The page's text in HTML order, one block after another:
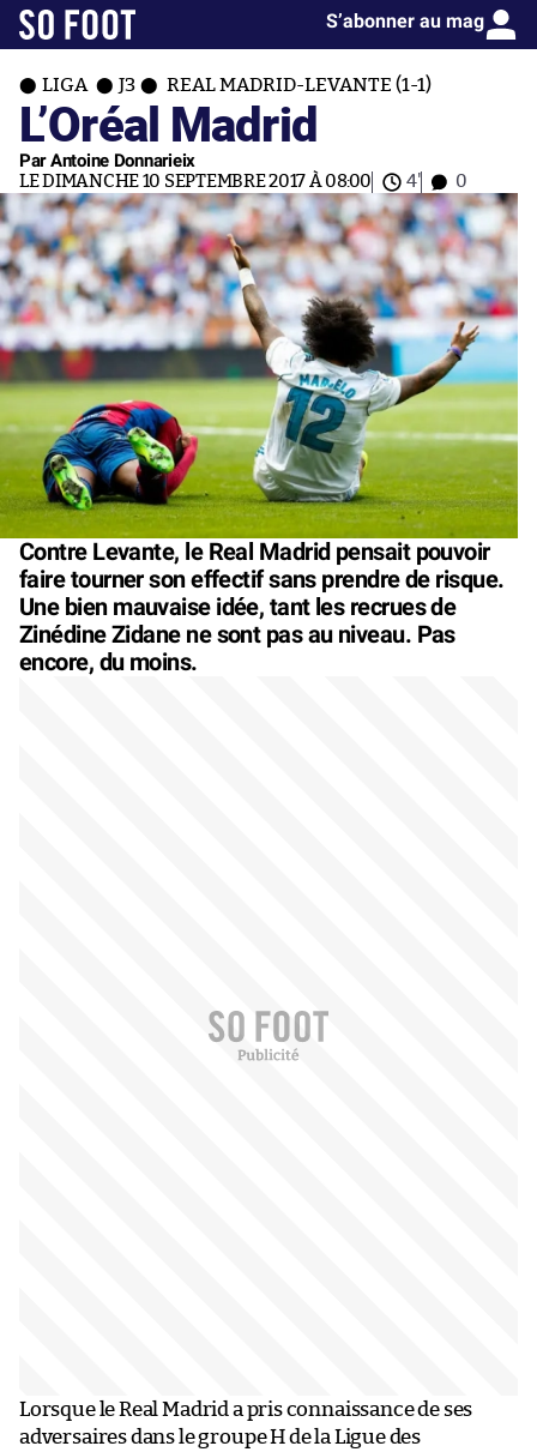
S’abonner au mag
LIGA J3 REAL MADRID-LEVANTE (1-1)
L’Oréal Madrid
Par Antoine Donnarieix
LE DIMANCHE 10 SEPTEMBRE 2017 À 08:00 4' 0
Contre Levante, le Real Madrid pensait pouvoir
faire tourner son effectif sans prendre de risque.
Une bien mauvaise idée, tant les recrues de
Zinédine Zidane ne sont pas au niveau. Pas
encore, du moins.
Lorsque le Real Madrid a pris connaissance de ses
adversaires dans le groupe H de la Ligue des